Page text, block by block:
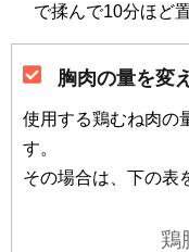
で揉んで10分ほど
胸肉の量を変
使用する鶏むね肉の
す。
その場合は、下の表
鶏